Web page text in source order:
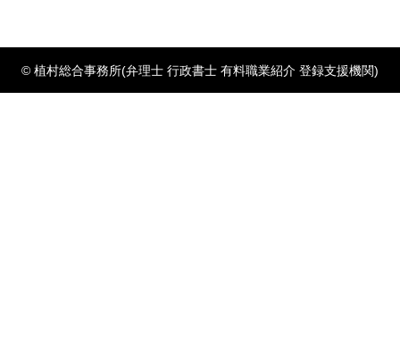
© 植村総合事務所(弁理士 行政書士 有料職業紹介 登録支援機関)